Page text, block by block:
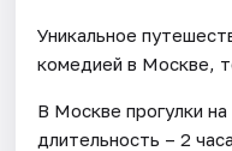
Уникальное
комедией в Москве,
В Москве прогулки
длительность – 2